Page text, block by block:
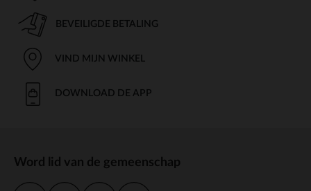
BEVEILIGDE BETALING
VIND MIJN WINKEL
DOWNLOAD DE APP
Word lid van de gemeenschap